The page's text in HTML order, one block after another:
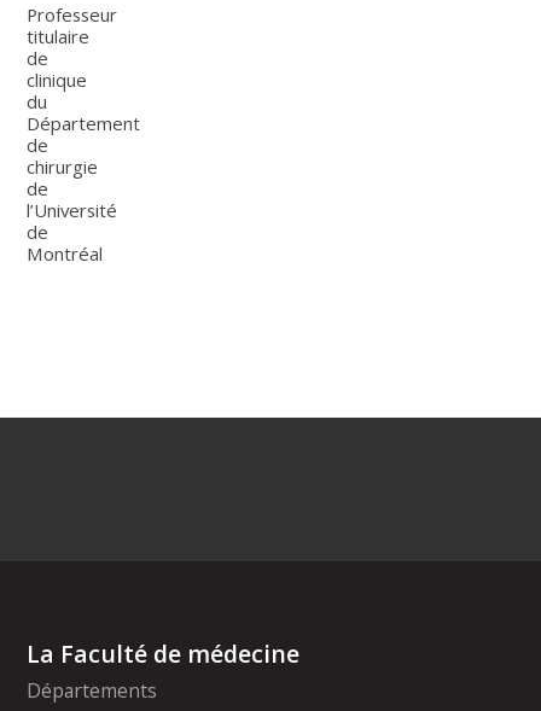
Professeur
titulaire
de
clinique
du
Département
de
chirurgie
de
l’Université
de
Montréal
La Faculté de médecine
Départements